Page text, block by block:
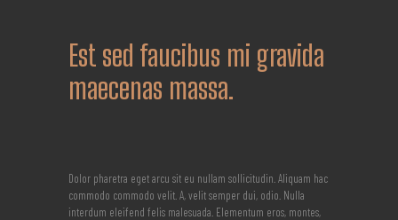
Est sed faucibus mi gravida
maecenas massa.
Dolor pharetra eget arcu sit eu nullam sollicitudin. Aliquam hac
commodo commodo velit. A, velit semper dui, odio. Nulla
interdum eleifend felis malesuada. Elementum eros, montes,